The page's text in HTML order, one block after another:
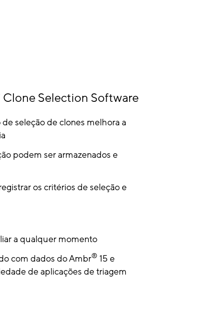
Clone Selection Software
seleção de clones melhora a
podem ser armazenados e
os critérios de seleção e
a qualquer momento
com dados do Ambr® 15 e
de aplicações de triagem